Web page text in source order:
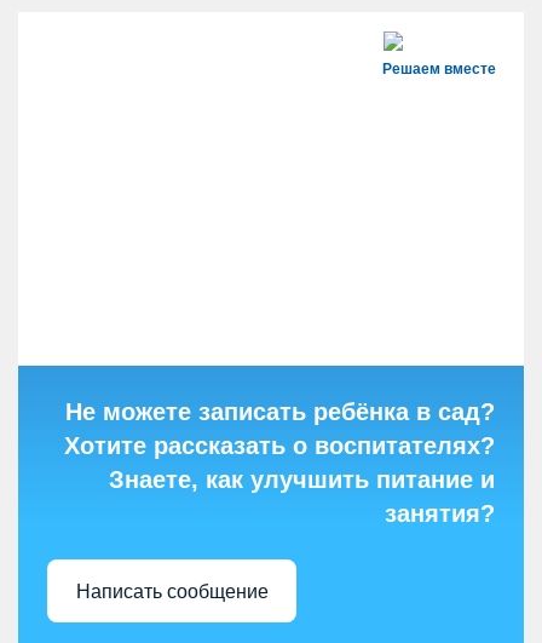
Решаем вместе
Не можете записать ребёнка в сад?
Хотите рассказать о воспитателях?
Знаете, как улучшить питание и
занятия?
Написать сообщение